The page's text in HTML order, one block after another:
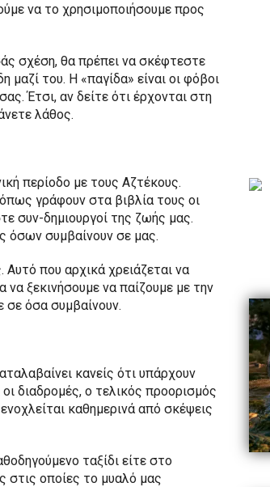
να το χρησιμοποιήσουμε προς
σχέση, θα πρέπει να σκέφτεστε
του. Η «παγίδα» είναι οι φόβοι
Έτσι, αν δείτε ότι έρχονται στη
λάθος.
περίοδο με τους Αζτέκους.
γράφουν στα βιβλία τους οι
συν-δημιουργοί της ζωής μας.
όσων συμβαίνουν σε μας.
που αρχικά χρειάζεται να
να ξεκινήσουμε να παίζουμε με την
σε όσα συμβαίνουν.
κανείς ότι υπάρχουν
διαδρομές, ο τελικός προορισμός
καθημερινά από σκέψεις
ταξίδι είτε στο
στις οποίες το μυαλό μας